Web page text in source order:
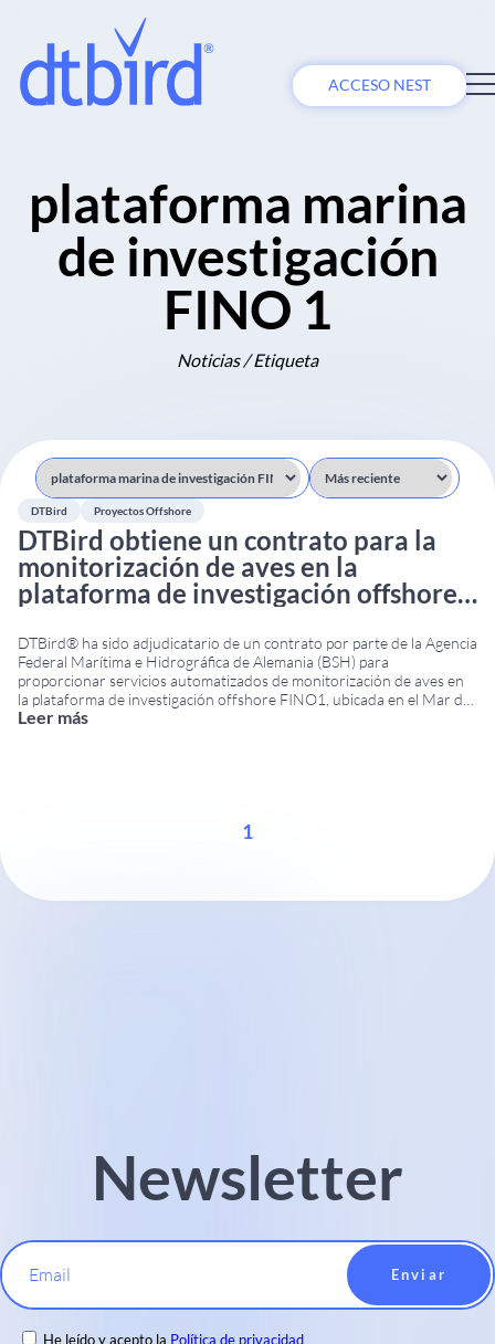
ACCESO NEST
plataforma marina
de investigación
FINO 1
Noticias / Etiqueta
DTBird Proyectos Offshore
DTBird obtiene un contrato para la
monitorización de aves en la
plataforma de investigación offshore
DTBird® ha sido adjudicatario de un contrato por parte de la Agencia
Federal Marítima e Hidrográfica de Alemania (BSH) para
proporcionar servicios automatizados de monitorización de aves en
la plataforma de investigación offshore FINO1, ubicada en el Mar del
Norte. El BSH es la autoridad federal responsable de la navegación
Leer más
1
Newsletter
Email
He leído y acepto la Política de privacidad